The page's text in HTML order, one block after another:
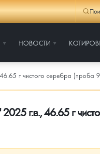
НОВОСТИ
г чистого серебра (проба
г.в., 46.65 г